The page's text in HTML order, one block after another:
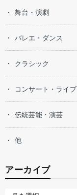
舞台・演劇
バレエ・ダンス
クラシック
コンサート・ライブ
伝統芸能・演芸
他
アーカイブ